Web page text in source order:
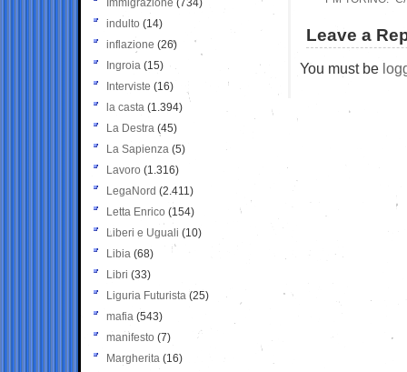
Leave a
You must be
Immigrazione (734)
indulto (14)
inflazione (26)
Ingroia (15)
Interviste (16)
la casta (1.394)
La Destra (45)
La Sapienza (5)
Lavoro (1.316)
LegaNord (2.411)
Letta Enrico (154)
Liberi e Uguali (10)
Libia (68)
Libri (33)
Liguria Futurista (25)
mafia (543)
manifesto (7)
Margherita (16)